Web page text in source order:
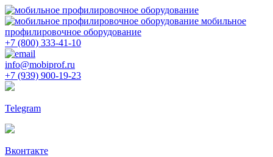
мобильное
профилировочное оборудование
+7 (800) 333-41-10
info@mobiprof.ru
+7 (939) 900-19-23
Telegram
Вконтакте